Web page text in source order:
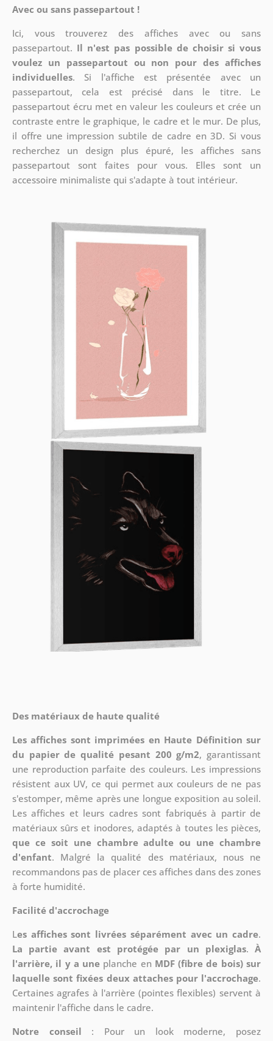
Avec ou sans passepartout !
Ici, vous trouverez des affiches avec ou sans
passepartout. Il n'est pas possible de choisir si vous
voulez un passepartout ou non pour des affiches
individuelles. Si l'affiche est présentée avec un
passepartout, cela est précisé dans le titre. Le
passepartout écru met en valeur les couleurs et crée un
contraste entre le graphique, le cadre et le mur. De plus,
il offre une impression subtile de cadre en 3D. Si vous
recherchez un design plus épuré, les affiches sans
passepartout sont faites pour vous. Elles sont un
accessoire minimaliste qui s'adapte à tout intérieur.
Des matériaux de haute qualité
Les affiches sont imprimées en Haute Définition sur
du papier de qualité pesant 200 g/m2, garantissant
une reproduction parfaite des couleurs. Les impressions
résistent aux UV, ce qui permet aux couleurs de ne pas
s'estomper, même après une longue exposition au soleil.
Les affiches et leurs cadres sont fabriqués à partir de
matériaux sûrs et inodores, adaptés à toutes les pièces,
que ce soit une chambre adulte ou une chambre
d'enfant. Malgré la qualité des matériaux, nous ne
recommandons pas de placer ces affiches dans des zones
à forte humidité.
Facilité d'accrochage
Les affiches sont livrées séparément avec un cadre.
La partie avant est protégée par un plexiglas.À
l'arrière, il y a une planche en MDF (fibre de bois) sur
laquelle sont fixées deux attaches pour l'accrochage.
Certaines agrafes à l'arrière (pointes flexibles) servent à
maintenir l'affiche dans le cadre.
Notre conseil : Pour un look moderne, posez